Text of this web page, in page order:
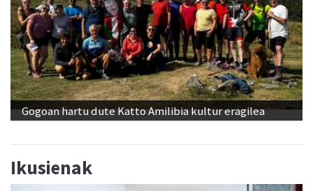
Gogoan hartu dute Katto Amilibia kultur eragilea
Ikusienak